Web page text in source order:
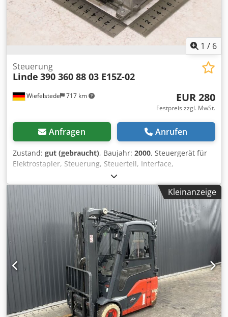
1 / 6
Wiefelstede 717 km
Steuerung
Linde 390 360 88 03 E15Z-02
EUR 280
Festpreis zzgl. MwSt.
Anfragen Anrufen
Zustand: gut (gebraucht), Baujahr: 2000, Steuergerät für
Elektrostapler, Steuerung, Steuerteil, Interface,
Motorsteuerung, Motor Controller, Steuerung,
Fahrsteuerung, Fahrstromsteuerung, Lenksteuerung -
Hersteller: Linde, Steuerteil Lenksteuerung aus Elektro-
Stapler E15Z-02 -Mat-Nr.: 390 360 88 03 Cedpfxezg A N Se
Ai Ieha -Spannung: 24V/48V -Abmessungen: 130/110/H45
mm -Gewicht: 0,5 kg
Kleinanzeige